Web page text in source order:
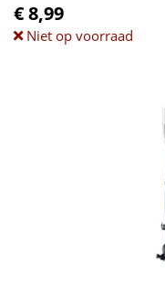
€ 8,99
Niet op voorraad